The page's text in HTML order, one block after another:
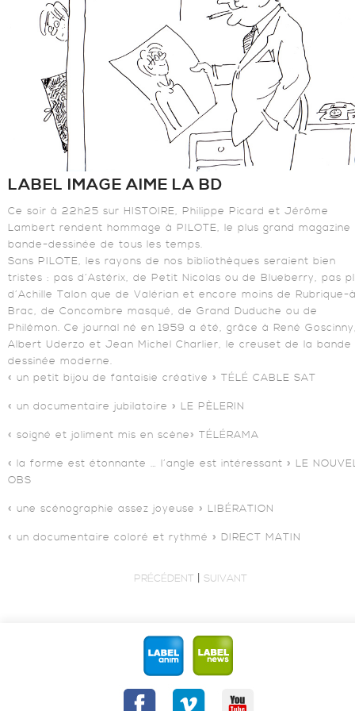
LABEL IMAGE AIME LA BD
Ce soir à 22h25 sur HISTOIRE, Philippe Picard et Jérôme
Lambert rendent hommage à PILOTE, le plus grand magazine
bande-dessinée de tous les temps.
Sans PILOTE, les rayons de nos bibliothèques seraient bien
tristes : pas d’Astérix, de Petit Nicolas ou de Blueberry, pas
d’Achille Talon que de Valérian et encore moins de Rubrique-
Brac, de Concombre masqué, de Grand Duduche ou de
Philémon. Ce journal né en 1959 a été, grâce à René
Albert Uderzo et Jean Michel Charlier, le creuset de la bande
dessinée moderne.
« un petit bijou de fantaisie créative » TÉLÉ CABLE SAT
« un documentaire jubilatoire » LE PÈLERIN
« soigné et joliment mis en scène» TÉLÉRAMA
« la forme est étonnante … l’angle est intéressant » LE
OBS
« une scénographie assez joyeuse » LIBÉRATION
« un documentaire coloré et rythmé » DIRECT MATIN
PRÉCÉDENT | SUIVANT